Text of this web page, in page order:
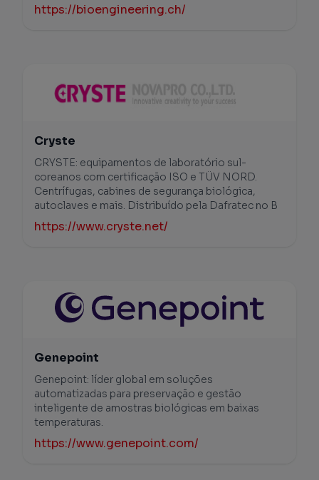
https://bioengineering.ch/
Cryste
CRYSTE: equipamentos de laboratório sul-
coreanos com certificação ISO e TÜV NORD.
Centrífugas, cabines de segurança biológica,
autoclaves e mais. Distribuído pela Dafratec no B
https://www.cryste.net/
Genepoint
Genepoint: líder global em soluções
automatizadas para preservação e gestão
inteligente de amostras biológicas em baixas
temperaturas.
https://www.genepoint.com/